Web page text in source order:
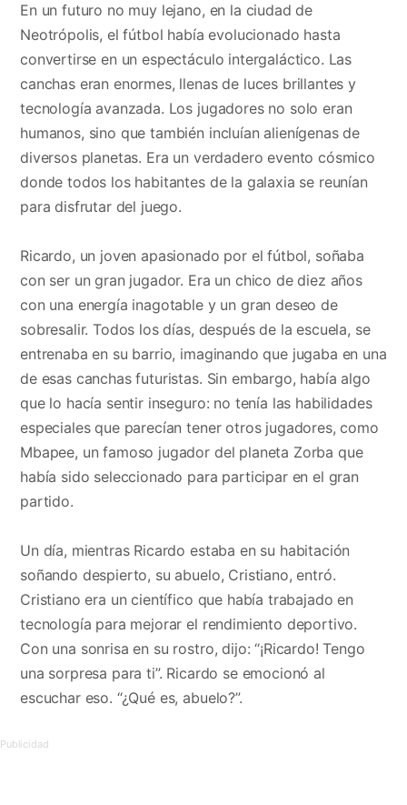
En un futuro no muy lejano, en la ciudad de
Neotrópolis, el fútbol había evolucionado hasta
convertirse en un espectáculo intergaláctico. Las
canchas eran enormes, llenas de luces brillantes y
tecnología avanzada. Los jugadores no solo eran
humanos, sino que también incluían alienígenas de
diversos planetas. Era un verdadero evento cósmico
donde todos los habitantes de la galaxia se reunían
para disfrutar del juego.
Ricardo, un joven apasionado por el fútbol, soñaba
con ser un gran jugador. Era un chico de diez años
con una energía inagotable y un gran deseo de
sobresalir. Todos los días, después de la escuela, se
entrenaba en su barrio, imaginando que jugaba en una
de esas canchas futuristas. Sin embargo, había algo
que lo hacía sentir inseguro: no tenía las habilidades
especiales que parecían tener otros jugadores, como
Mbapee, un famoso jugador del planeta Zorba que
había sido seleccionado para participar en el gran
partido.
Un día, mientras Ricardo estaba en su habitación
soñando despierto, su abuelo, Cristiano, entró.
Cristiano era un científico que había trabajado en
tecnología para mejorar el rendimiento deportivo.
Con una sonrisa en su rostro, dijo: “¡Ricardo! Tengo
una sorpresa para ti”. Ricardo se emocionó al
escuchar eso. “¿Qué es, abuelo?”.